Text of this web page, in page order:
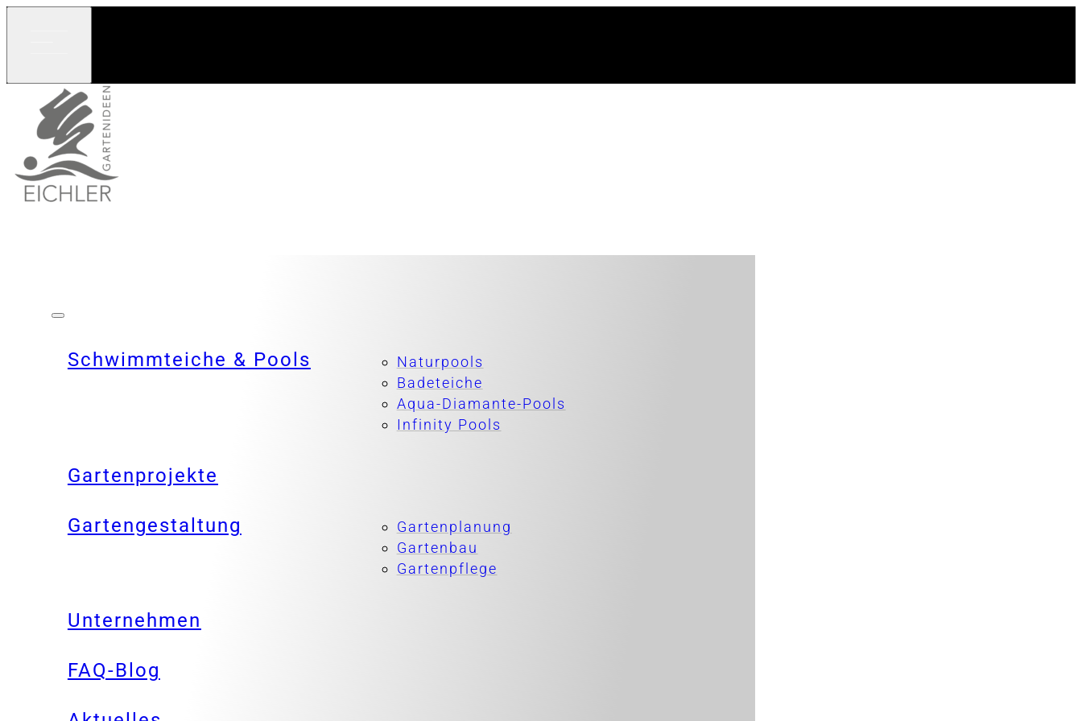
Schwimmteiche & Pools
Naturpools
Badeteiche
Aqua-Diamante-Pools
Infinity Pools
Gartenprojekte
Gartengestaltung
Gartenplanung
Gartenbau
Gartenpflege
Unternehmen
FAQ-Blog